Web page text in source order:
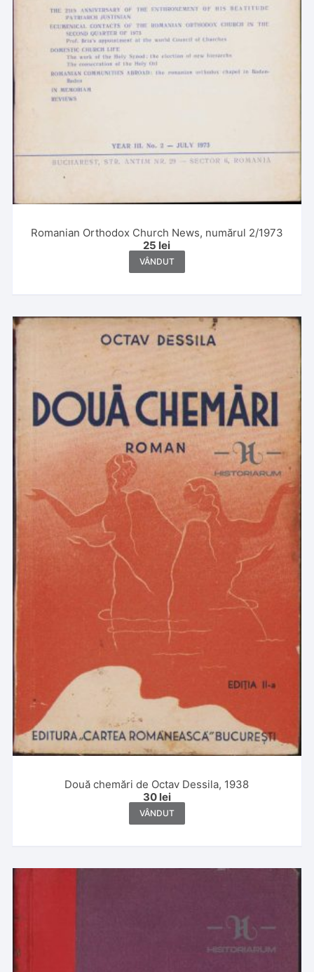
Romanian Orthodox Church News, numărul 2/1973
25 lei
VÂNDUT
Două chemări de Octav Dessila, 1938
30 lei
VÂNDUT